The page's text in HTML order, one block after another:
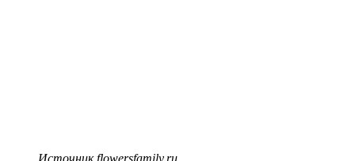
Источник flowersfamily.ru